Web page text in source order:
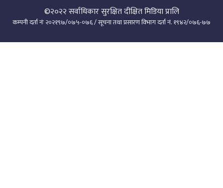
©२०२२सर्वाधिकार सुरक्षित दीक्षित मिडिया प्रालि
कम्पनी दर्ता नंः २०२१९७/०७५-०७६ / सूचना तथा प्रसारण विभाग दर्ता नं. १९४२/०७६-७७